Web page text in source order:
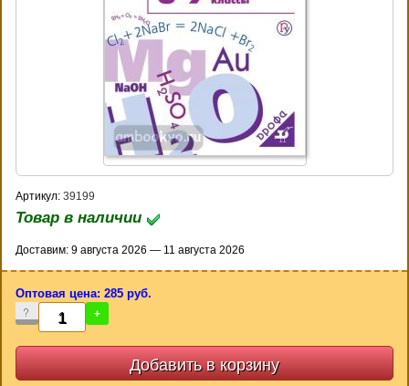
Артикул: 39199
Товар в наличии
Доставим: 9 августа 2026 — 11 августа 2026
Оптовая цена: 285 руб.
- +